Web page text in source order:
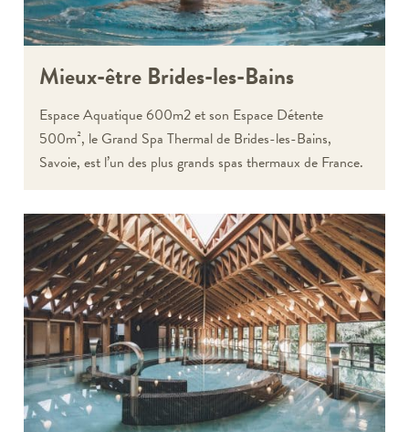
Mieux-être Brides-les-Bains
Espace Aquatique 600m2 et son Espace Détente
500m², le Grand Spa Thermal de Brides-les-Bains,
Savoie, est l’un des plus grands spas thermaux de France.